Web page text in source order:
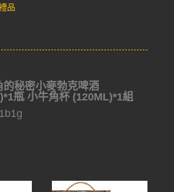
品
的秘密小麥勃克啤酒
瓶 小牛角杯 (120ML)*1組